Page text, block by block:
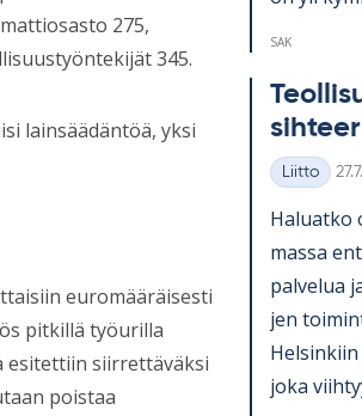
275,
345.
lainsäädäntöä, yksi
euromääräisesti
pitkillä työurilla
esitettiin siirrettäväksi
poistaa
SAK
Kategoriat
Liitto
Ha­luatko
massa
pal­ve­lua
jen
joka